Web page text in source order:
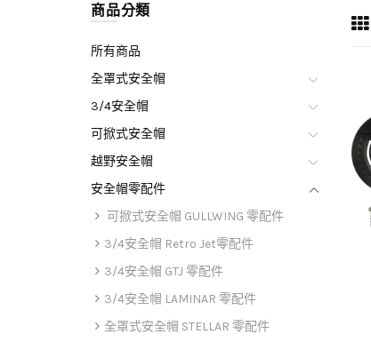
商品分類
所有商品
全罩式安全帽
3/4安全帽
可掀式安全帽
越野安全帽
安全帽零配件
可掀式安全帽 GULLWING 零配件
3/4安全帽 Retro Jet零配件
3/4安全帽 GTJ 零配件
3/4安全帽 LAMINAR 零配件
全罩式安全帽 STELLAR 零配件